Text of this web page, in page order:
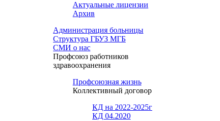
Актуальные лицензии
Архив
Администрация больницы
Структура ГБУЗ МГБ
СМИ о нас
Профсоюз работников
здравоохранения
Профсоюзная жизнь
Коллективный договор
КД на 2022-2025г
КД 04.2020